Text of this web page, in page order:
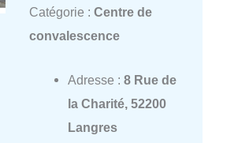
Catégorie : Centre de
convalescence
Adresse : 8 Rue de
la Charité, 52200
Langres